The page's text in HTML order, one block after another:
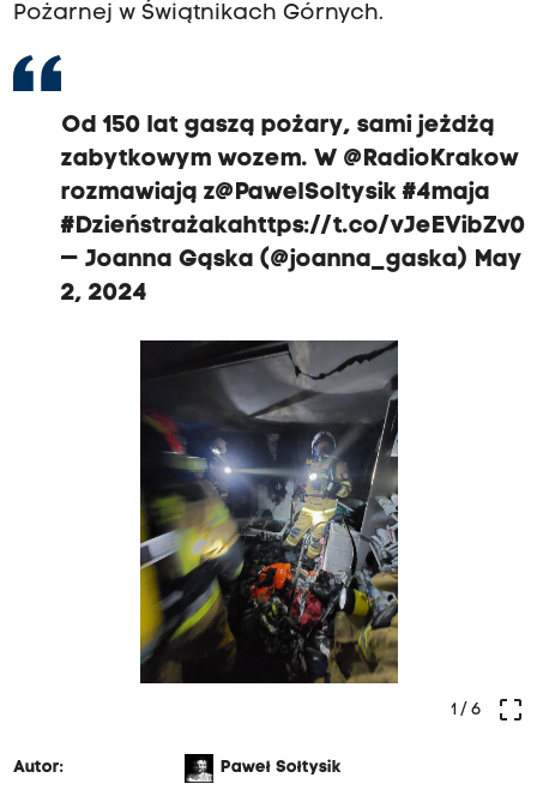
Pożarnej w Świątnikach Górnych.
Od 150 lat gaszą pożary, sami jeżdżą
zabytkowym wozem. W @RadioKrakow
rozmawiają z@PawelSoltysik #4maja
#Dzieństrażaka https://t.co/vJeEVibZv0
— Joanna Gąska (@joanna_gaska) May
2, 2024
crop_free
1 / 6
Autor: Paweł Sołtysik